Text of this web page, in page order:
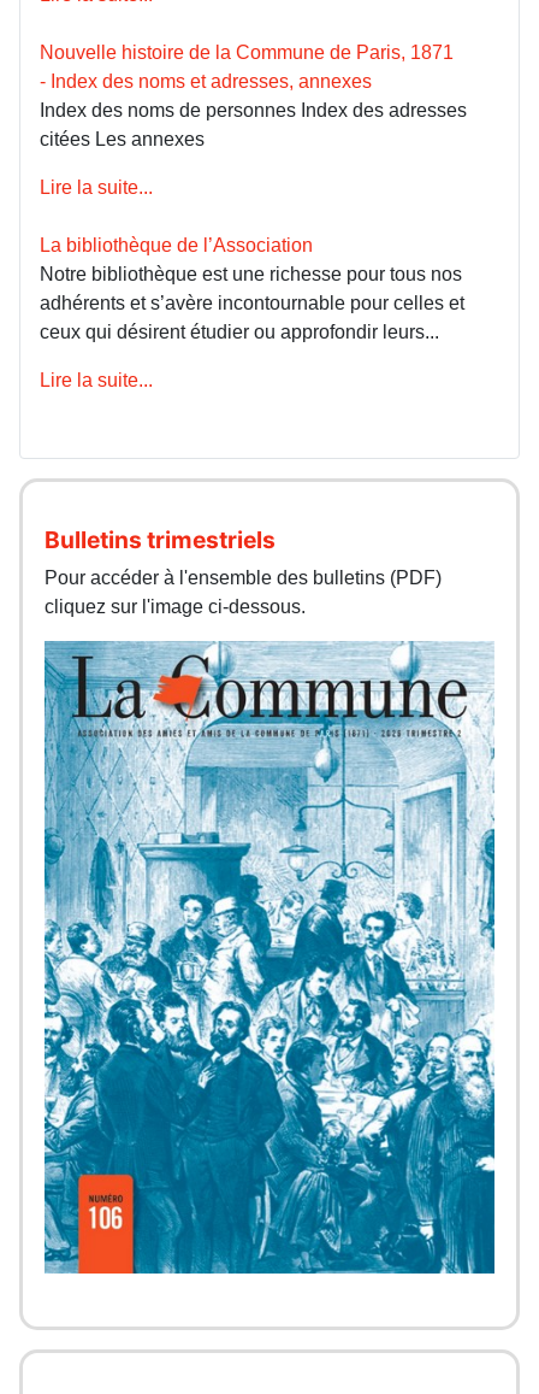
Nouvelle histoire de la Commune de Paris, 1871
- Index des noms et adresses, annexes
Index des noms de personnes Index des adresses
citées Les annexes
Lire la suite...
La bibliothèque de l’Association
Notre bibliothèque est une richesse pour tous nos
adhérents et s’avère incontournable pour celles et
ceux qui désirent étudier ou approfondir leurs...
Lire la suite...
Bulletins trimestriels
Pour accéder à l'ensemble des bulletins (PDF)
cliquez sur l'image ci-dessous.